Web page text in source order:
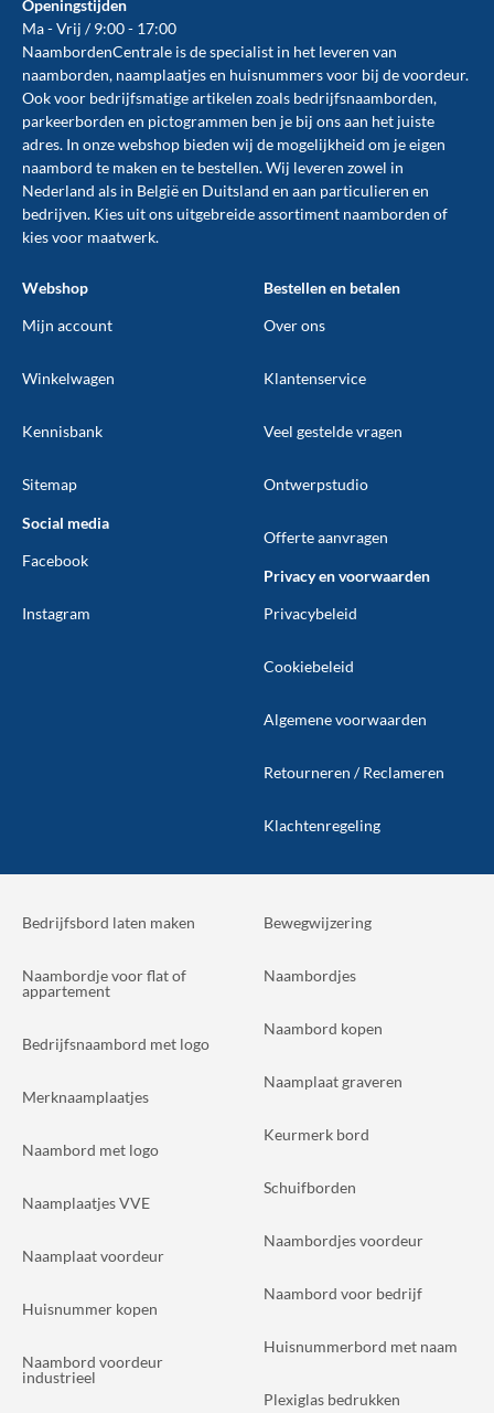
Openingstijden
Ma - Vrij / 9:00 - 17:00
NaambordenCentrale is de specialist in het leveren van
naamborden, naamplaatjes en huisnummers voor bij devoordeur.
Ook voor bedrijfsmatige artikelen zoals bedrijfsnaamborden,
parkeerborden en pictogrammen ben je bij ons aan het juiste
adres. In onze webshop bieden wij de mogelijkheid om je eigen
naambord te maken en te bestellen. Wij leveren zowel in
Nederland als in België en Duitsland en aan particulieren en
bedrijven. Kies uit ons uitgebreide assortiment naamborden of
kies voor maatwerk.
Webshop
Mijn account
Winkelwagen
Kennisbank
Sitemap
Social media
Facebook
Instagram
Bestellen en betalen
Over ons
Klantenservice
Veel gestelde vragen
Ontwerpstudio
Offerte aanvragen
Privacy en voorwaarden
Privacybeleid
Cookiebeleid
Algemene voorwaarden
Retourneren / Reclameren
Klachtenregeling
Bedrijfsbord laten maken
Naambordje voor flat of
appartement
Bedrijfsnaambord met logo
Merknaamplaatjes
Naambord met logo
Naamplaatjes VVE
Naamplaat voordeur
Huisnummer kopen
Naambord voordeur
industrieel
Bewegwijzering
Naambordjes
Naambord kopen
Naamplaat graveren
Keurmerk bord
Schuifborden
Naambordjes voordeur
Naambord voor bedrijf
Huisnummerbord met naam
Plexiglas bedrukken